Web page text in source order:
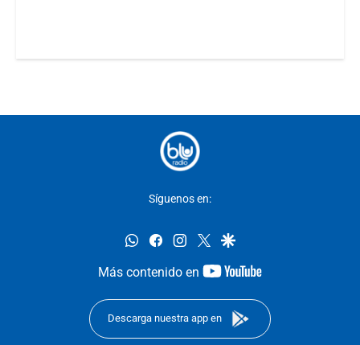
Síguenos en:
whatsappfacebookinstagram
twittergoogle
Más contenido en
youtube-
Descarga nuestra app en